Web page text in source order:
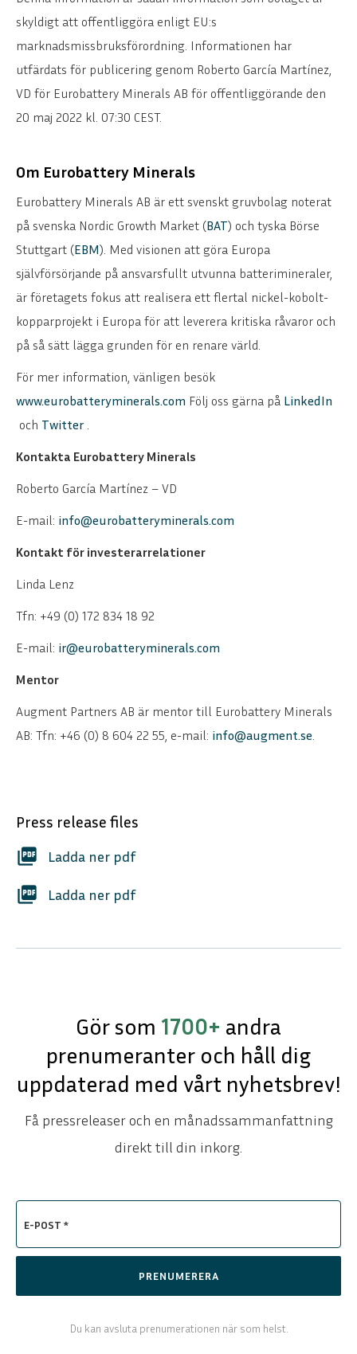
skyldigt att offentliggöra enligt EU:s
marknadsmissbruksförordning. Informationen har
utfärdats för publicering genom Roberto García Martínez,
VD för Eurobattery Minerals AB för offentliggörande den
20 maj 2022 kl. 07:30 CEST.
Om Eurobattery Minerals
Eurobattery Minerals AB är ett svenskt gruvbolag noterat
på svenska Nordic Growth Market (BAT) och tyska Börse
Stuttgart (EBM). Med visionen att göra Europa
självförsörjande på ansvarsfullt utvunna batterimineraler,
är företagets fokus att realisera ett flertal nickel-kobolt-
kopparprojekt i Europa för att leverera kritiska råvaror och
på så sätt lägga grunden för en renare värld.
För mer information, vänligen besök
www.eurobatteryminerals.com Följ oss gärna på LinkedIn
och Twitter
Kontakta Eurobattery Minerals
Roberto García Martínez – VD
E-mail: info@eurobatteryminerals.com
Kontakt för investerarrelationer
Linda Lenz
Tfn: +49 (0) 172 834 18 92
E-mail: ir@eurobatteryminerals.com
Mentor
Augment Partners AB är mentor till Eurobattery Minerals
AB: Tfn: +46 (0) 8 604 22 55, e-mail: info@augment.se
Press release files
picture_as_pdf Ladda ner pdf
picture_as_pdf Ladda ner pdf
Gör som 1700+ andra
prenumeranter och håll dig
uppdaterad med vårt nyhetsbrev!
Få pressreleaser och en månadssammanfattning
direkt till din inkorg.
E-POST *
PRENUMERERA
Du kan avsluta prenumerationen när som helst.